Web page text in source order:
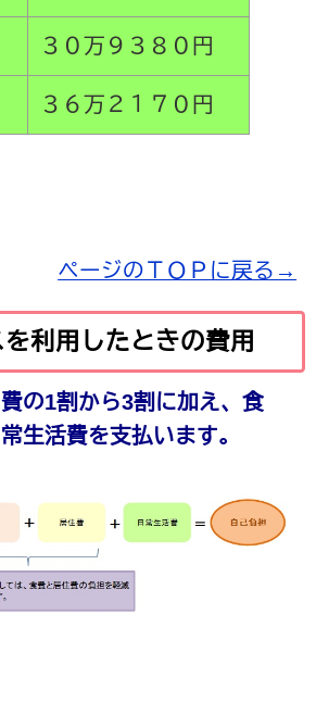
３０万９３８０円
３６万２１７０円
ページのＴＯＰに戻る→
利用したときの費用
の1割から3割に加え、食
生活費を支払います。